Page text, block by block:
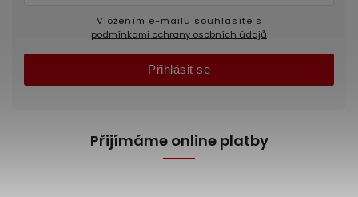
podmínkami ochrany osobních údajů
Přihlásit se
Přijímáme online platby